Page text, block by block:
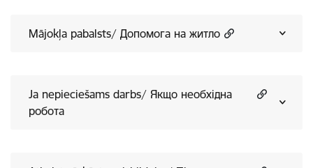
Mājokļa pabalsts/ Допомога на житло
Ja nepieciešams darbs/ Якщо необхідна
робота